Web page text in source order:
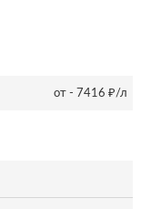
от - 7416 ₽/л